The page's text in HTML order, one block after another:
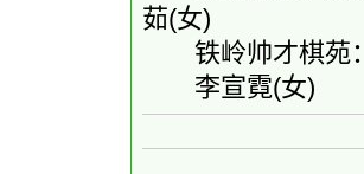
茹(女)
铁岭帅才棋苑：
李宣霓(女)